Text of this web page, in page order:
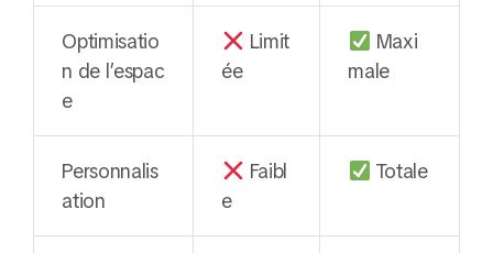
Optimisatio
n de l’espac
e
Limit
ée
Maxi
male
Personnalis
ation
Faibl
e
Totale